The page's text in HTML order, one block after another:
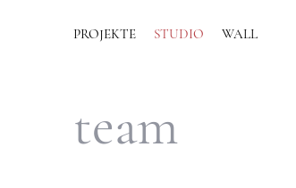
PROJEKTE STUDIO WALL
team